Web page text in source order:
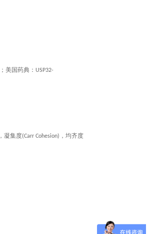
；美国药典： USP32-
， 凝集度(Carr Cohesion) ， 均齐度